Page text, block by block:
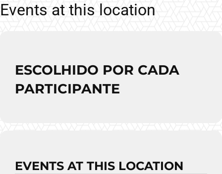
Events at this location
ESCOLHIDO POR CADA
PARTICIPANTE
EVENTS AT THIS LOCATION